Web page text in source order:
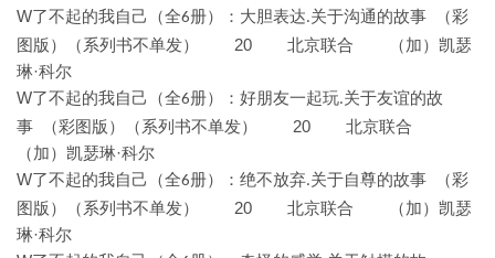
W了不起的我自己（全6册）：大胆表达.关于沟通的故事 （彩
图版）（系列书不单发）
20 北京联合
（加）凯瑟
琳·科尔
W了不起的我自己（全6册）：好朋友一起玩.关于友谊的故
事 （彩图版）（系列书不单发）
20 北京联合
（加）凯瑟琳·科尔
W了不起的我自己（全6册）：绝不放弃.关于自尊的故事 （彩
图版）（系列书不单发）
20 北京联合
（加）凯瑟
琳·科尔